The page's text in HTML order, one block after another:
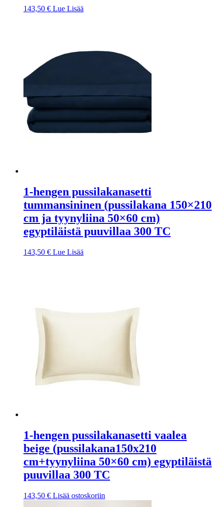
143,50 € Lue Lisää
1-hengen pussilakanasetti
tummansininen (pussilakana 150×210
cm ja tyynyliina 50×60 cm)
egyptiläistä puuvillaa 300 TC
143,50 € Lue Lisää
1-hengen pussilakanasetti vaalea
beige (pussilakana150x210
cm+tyynyliina 50×60 cm) egyptiläistä
puuvillaa 300 TC
143,50 € Lisää ostoskoriin